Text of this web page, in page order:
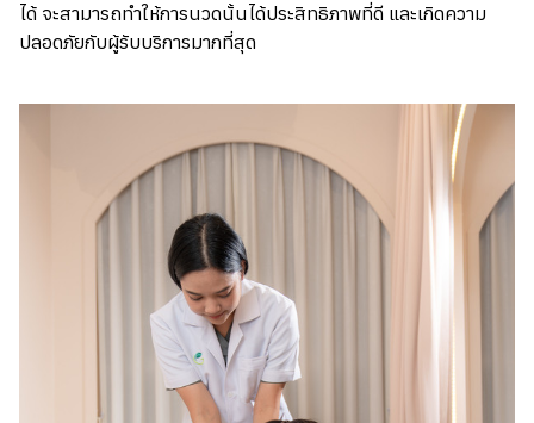
ได้ จะสามารถทำให้การนวดนั้นได้ประสิทธิภาพที่ดี และเกิดความ
ปลอดภัยกับผู้รับบริการมากที่สุด